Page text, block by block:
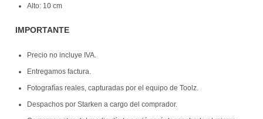
Alto: 10 cm
IMPORTANTE
Precio no incluye IVA.
Entregamos factura.
Fotografías reales, capturadas por el equipo de Toolz.
Despachos por Starken a cargo del comprador.